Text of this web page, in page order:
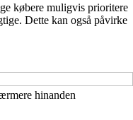
købere muligvis prioritere
Dette kan også påvirke
hinanden